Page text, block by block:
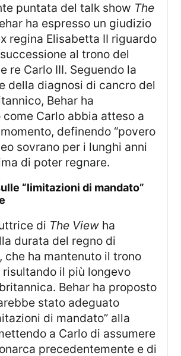
puntata del talk show The
ha espresso un giudizio
regina Elisabetta II riguardo
al trono del
re Carlo III. Seguendo la
della diagnosi di cancro del
Behar ha
Carlo abbia atteso a
definendo “povero
sovrano per i lunghi anni
di poter regnare.
di The View ha
durata del regno di
che ha mantenuto il trono
risultando il più longevo
Behar ha proposto
stato adeguato
di mandato” alla
a Carlo di assumere
precedentemente e di